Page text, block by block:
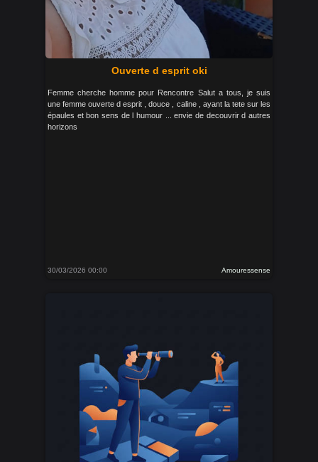
Ouverte d esprit oki
Femme cherche homme pour Rencontre Salut a tous, je suis
une femme ouverte d esprit , douce , caline , ayant la tete sur les
épaules et bon sens de l humour ... envie de decouvrir d autres
horizons
30/03/2026 00:00 Amouressense